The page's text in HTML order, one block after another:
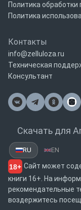
Политика
Политика
Контакты
info@zelluloza.ru
Техническая
Консультант
Скачать для
RU EN
18+ Сайт может
книги 16+. На
рекомендательные
воздержитесь